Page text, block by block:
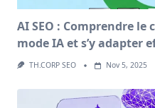
AI SEO : Comprendre le
mode IA et s’y adapter
TH.CORP SEO Nov 5, 2025